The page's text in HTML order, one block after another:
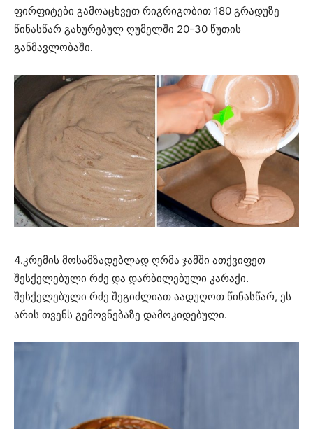
ფირფიტები გამოაცხვეთ რიგრიგობით 180 გრადუზე
წინასწარ გახურებულ ღუმელში 20-30 წუთის
განმავლობაში.
4.კრემის მოსამზადებლად ღრმა ჯამში ათქვიფეთ
შესქელებული რძე და დარბილებული კარაქი.
შესქელებული რძე შეგიძლიათ აადუღოთ წინასწარ, ეს
არის თვენს გემოვნებაზე დამოკიდებული.